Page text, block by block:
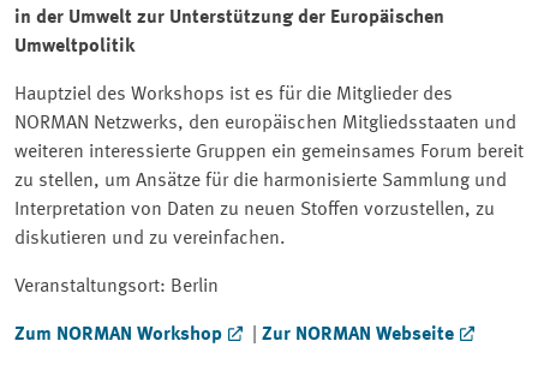
in der Umwelt zur Unterstützung der Europäischen
Umweltpolitik
Hauptziel des Workshops ist es für die Mitglieder des
NORMAN Netzwerks, den europäischen Mitgliedsstaaten und
weiteren interessierte Gruppen ein gemeinsames Forum bereit
zu stellen, um Ansätze für die harmonisierte Sammlung und
Interpretation von Daten zu neuen Stoffen vorzustellen, zu
diskutieren und zu vereinfachen.
Veranstaltungsort: Berlin
Zum NORMAN Workshop Zur NORMAN Webseite